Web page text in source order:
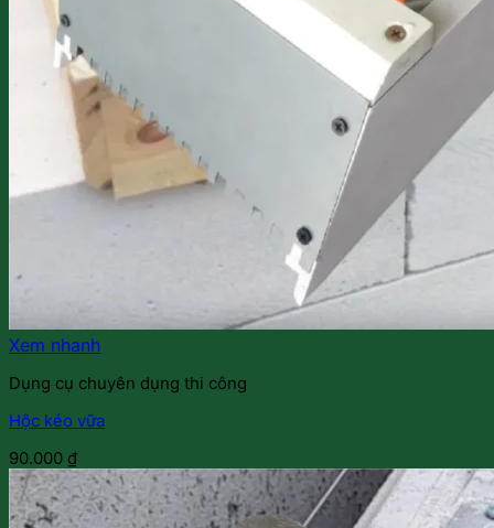
Xem nhanh
Dụng cụ chuyên dụng thi công
Hộc kéo vữa
90.000 ₫